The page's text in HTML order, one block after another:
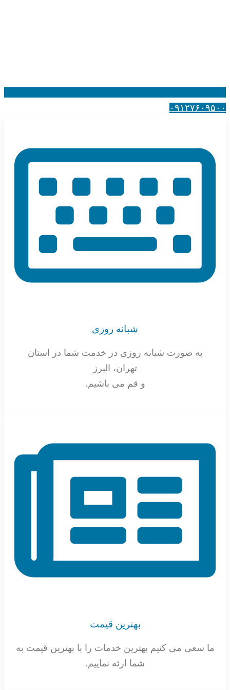
۰۹۱۲۷۶۰۹۵۰۰
شبانه روزی
به صورت شبانه روزی در خدمت شما در استان
تهران، البرز
و قم می باشیم.
بهترین قیمت
ما سعی می کنیم بهترین خدمات را با بهترین قیمت به
شما ارئه نماییم.